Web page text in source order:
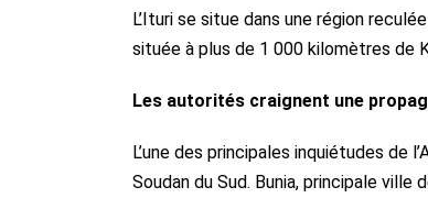
L’Ituri se situe dans une région
située à plus de 1 000 kilomètres de
Les autorités craignent une
L’une des principales inquiétudes de
Soudan du Sud. Bunia, principale ville